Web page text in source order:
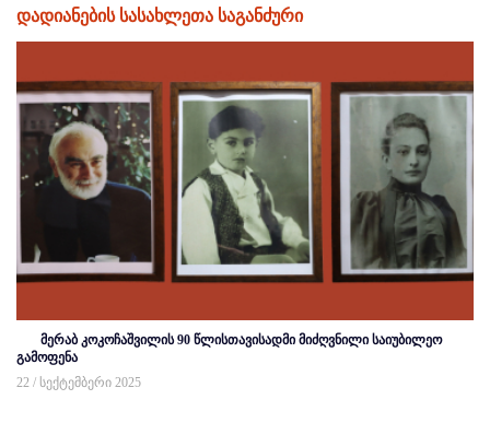
დადიანების სასახლეთა საგანძური
მერაბ კოკოჩაშვილის 90 წლისთავისადმი მიძღვნილი საიუბილეო
გამოფენა
22 / სექტემბერი 2025